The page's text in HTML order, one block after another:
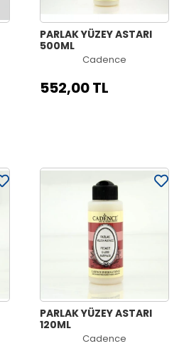
PARLAK YÜZEY ASTARI
500ML
Cadence
552,00 TL
PARLAK YÜZEY ASTARI
120ML
Cadence